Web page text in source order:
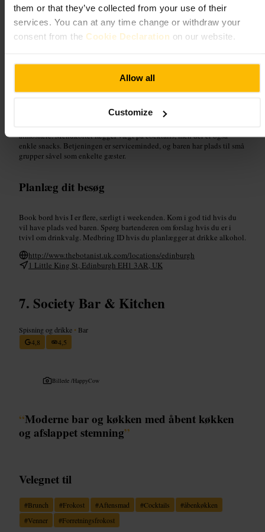
them or that they’ve collected from your use of their
services. You can at any time change or withdraw your
consent from the Cookie Declaration on our website.
Allow all
Customize
Velegnet til
Hvad du kan forvente
atmosfære. Menukortet lægger vægt på cocktails, men der er også
enkle snacks. Betjeningen er serviceminded, og baren har plads til små
grupper såvel som enkelte gæster.
Planlæg dit besøg
Book bord hvis I er flere, særligt i weekenden. Kom i god tid hvis du
vil have plads ved baren. Spørg bartenderen om forslag hvis du er i
tvivl om drinkvalg. Medbring ID hvis du planlægger at drikke alkohol.
http://www.thebotanist.uk.com/locations/edinburgh
1 Little King St, Edinburgh EH1 3AR, UK
Society Bar & Kitchen
Spisning og drikke • Bar
4,8
4,5
Billede /HappyCow
“Moderne bar og køkken med åbent køkken
og afslappet stemning”
Velegnet til
#Brunch #Frokost #Aftensmad #Cocktails #åbenkøkken
#Venner #Forretningsfrokost